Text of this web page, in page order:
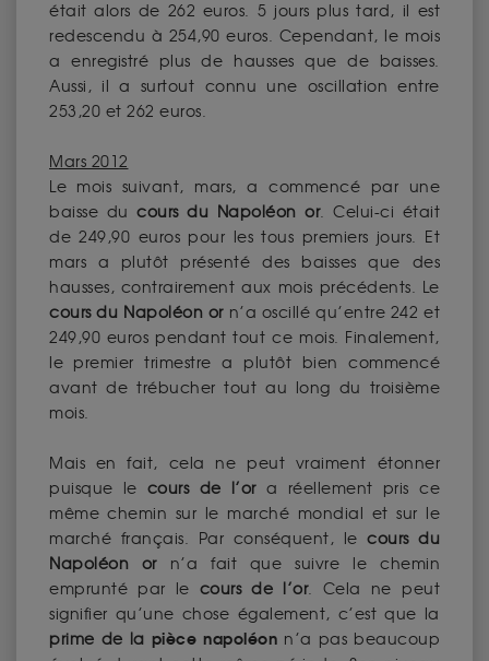
était alors de 262 euros. 5 jours plus tard, il est
redescendu à 254,90 euros. Cependant, le mois
a enregistré plus de hausses que de baisses.
Aussi, il a surtout connu une oscillation entre
253,20 et 262 euros.
Mars 2012
Le mois suivant, mars, a commencé par une
baisse du cours du Napoléon or. Celui-ci était
de 249,90 euros pour les tous premiers jours. Et
mars a plutôt présenté des baisses que des
hausses, contrairement aux mois précédents. Le
cours du Napoléon orn’a oscillé qu’entre 242 et
249,90 euros pendant tout ce mois. Finalement,
le premier trimestre a plutôt bien commencé
avant de trébucher tout au long du troisième
mois.
Mais en fait, cela ne peut vraiment étonner
puisque le cours de l’ora réellement pris ce
même chemin sur le marché mondial et sur le
marché français. Par conséquent, le cours du
Napoléon orn’a fait que suivre le chemin
emprunté par le cours de l’or. Cela ne peut
signifier qu’une chose également, c’est que la
prime de la pièce napoléon n’a pas beaucoup